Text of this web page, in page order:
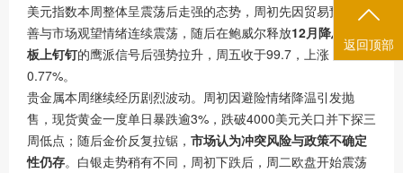
美元指数本周整体呈震荡后走强的态势，周初先因贸易预期改
善与市场观望情绪连续震荡，随后在鲍威尔释放12月降息并非
板上钉钉的鹰派信号后强势拉升，周五收于99.7，上涨
0.77%。
贵金属本周继续经历剧烈波动。周初因避险情绪降温引发抛
售， 现货黄金一度单日暴跌逾3%，跌破4000美元关口并下探三
周低点；随后金价反复拉锯， 市场认为冲突风险与政策不确定
性仍存。白银走势稍有不同，周初下跌后，周二欧盘开始震荡
返回顶部